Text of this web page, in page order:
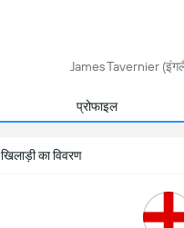
James Tavernier
प्रोफाइल
खिलाड़ी का विवरण